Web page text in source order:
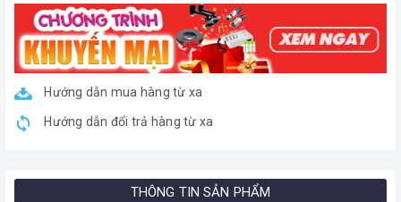
Hướng dẫn mua hàng từ xa
Hướng dẫn đổi trả hàng từ xa
THÔNG TIN SẢN PHẨM